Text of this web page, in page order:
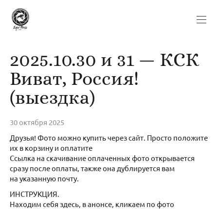
2025.10.30 и 31 — КСК
Виват, Россия!
(выездка)
30 октября 2025
Друзья! Фото можно купить через сайт. Просто положите
их в корзину и оплатите
Ссылка на скачивание оплаченных фото открывается
сразу после оплаты, также она дублируется вам
на указанную почту.
ИНСТРУКЦИЯ.
Находим себя здесь, в анонсе, кликаем по фото